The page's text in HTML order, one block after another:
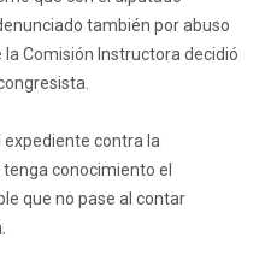
también por abuso
Comisión Instructora decidió
contra la
conocimiento el
que no pase al contar